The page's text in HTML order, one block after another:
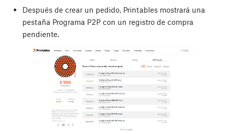
Después de crear un pedido, Printables mostrará una
pestaña Programa P2P con un registro de compra
pendiente.